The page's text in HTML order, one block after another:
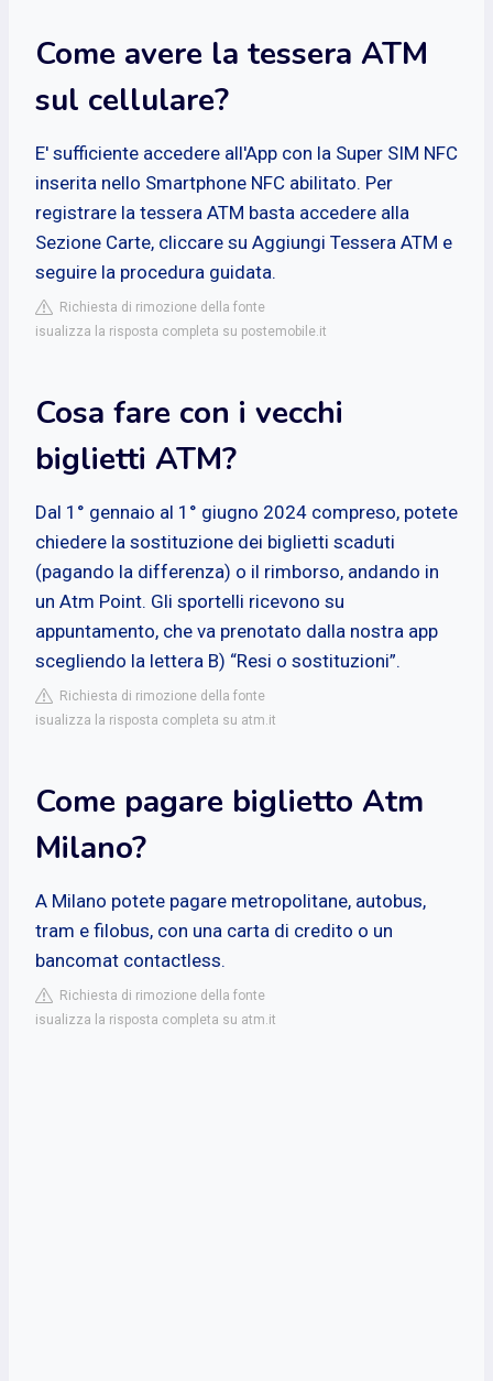
Come avere la tessera ATM
sul cellulare?
E' sufficiente accedere all'App con la Super SIM NFC
inserita nello Smartphone NFC abilitato. Per
registrare la tessera ATM basta accedere alla
Sezione Carte, cliccare su Aggiungi Tessera ATM e
seguire la procedura guidata.
Richiesta di rimozione della fonte
isualizza la risposta completa su postemobile.it
Cosa fare con i vecchi
biglietti ATM?
Dal 1° gennaio al 1° giugno 2024 compreso, potete
chiedere la sostituzione dei biglietti scaduti
(pagando la differenza) o il rimborso, andando in
un Atm Point. Gli sportelli ricevono su
appuntamento, che va prenotato dalla nostra app
scegliendo la lettera B) “Resi o sostituzioni”.
Richiesta di rimozione della fonte
isualizza la risposta completa su atm.it
Come pagare biglietto Atm
Milano?
A Milano potete pagare metropolitane, autobus,
tram e filobus, con una carta di credito o un
bancomat contactless.
Richiesta di rimozione della fonte
isualizza la risposta completa su atm.it